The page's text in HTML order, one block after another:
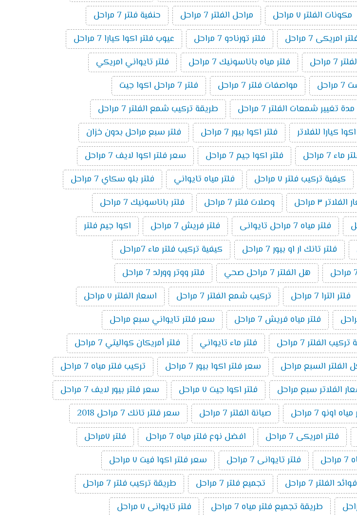
مكونات الفلتر ٧ مراحل مراحل الفلتر 7 مراحل
حنفية فلتر 7 مراحل
امريكى 7 مراحل فلتر تورنادو 7 مراحل
عيوب فلتر اكوا كيارا 7 مراحل
فلتر مياه باناسونيك 7 مراحل
فلتر تايواني امريكي
مواصفات فلتر 7 مراحل
فلتر 7 مراحل اكوا جيت
مدة تغيير شمعات الفلتر 7 مراحل
طريقة تركيب شمع الفلتر 7 مراحل
اكوا كيارا للفلاتر فلتر اكوا بيور 7 مراحل
فلتر سبع مراحل بدون خزان
ماء 7 مراحل فلتر اكوا جيم 7 مراحل
سعر فلتر اكوا لايف 7 مراحل
كيفية تركيب فلتر ٧ مراحل فلتر مياه تايواني
فلتر بلو سكاي 7 مراحل
٣ مراحل وصلات فلتر 7 مراحل
فلتر باناسونيك 7 مراحل
فلتر مياه 7 مراحل تايوانى فلتر فريش 7 مراحل
اكوا جيم فلتر
فلتر تانك ار او بيور 7 مراحل
كيفية تركيب فلتر ماء 7مراحل
هل الفلتر 7 مراحل صحي
فلتر ووتر وورلد 7 مراحل
فلتر الترا 7 مراحل تركيب شمع الفلتر 7 مراحل
اسعار الفلتر ٧ مراحل
فلتر مياه فريش 7 مراحل
سعر فلتر تايواني سبع مراحل
الفلتر 7 مراحل فلتر ماء تايواني
فلتر أمريكان كواليتي 7 مراحل
الفلتر السبع مراحل سعر فلتر اكوا بيور 7 مراحل
تركيب فلتر مياه 7 مراحل
الفلاتر سبع مراحل فلتر اكوا جيت ٧ مراحل
سعر فلتر بيور لايف 7 مراحل
اونو 7 مراحل صيانة الفلتر 7 مراحل
سعر فلتر تانك 7 مراحل 2018
فلتر امريكى 7 مراحل افضل نوع فلتر مياه 7 مراحل
فلتر ٧مراحل
فلتر تايوانى 7 مراحل
سعر فلتر اكوا فيت ٧ مراحل
فوائد الفلتر 7 مراحل تجميع فلتر 7 مراحل
طريقة تركيب فلتر 7 مراحل
طريقة تجميع فلتر مياه 7 مراحل
فلتر تايوانى ٧ مراحل